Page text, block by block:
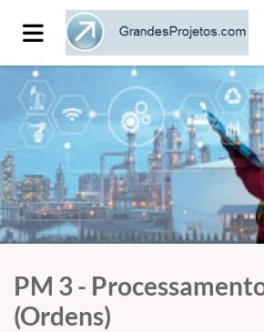
PM 3 -
(Ordens)